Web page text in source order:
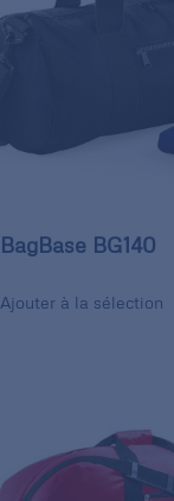
BagBase BG140
Ajouter à la sélection